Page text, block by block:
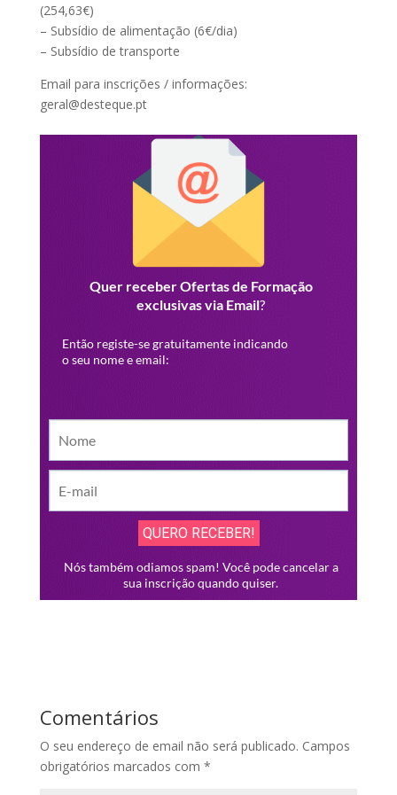
(254,63€)
– Subsídio de alimentação (6€/dia)
– Subsídio de transporte
Email para inscrições / informações:
geral@desteque.pt
Comentários
O seu endereço de email não será publicado. Campos
obrigatórios marcados com *